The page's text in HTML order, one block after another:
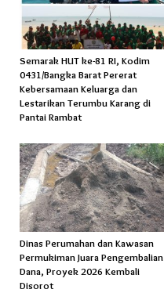
Semarak HUT ke-81 RI, Kodim
0431/Bangka Barat Pererat
Kebersamaan Keluarga dan
Lestarikan Terumbu Karang di
Pantai Rambat
Dinas Perumahan dan Kawasan
Permukiman Juara Pengembalian
Dana, Proyek 2026 Kembali
Disorot